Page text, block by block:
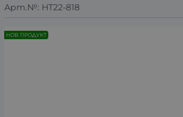
Арт.№: HT22-818
НОВ ПРОДУКТ